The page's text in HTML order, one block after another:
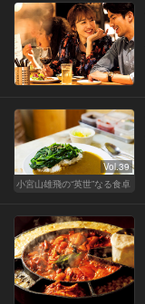
Vol.39
小宮山雄飛の“英世”なる食卓